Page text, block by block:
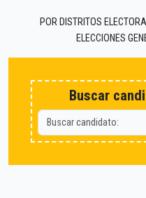
POR DISTRITOS
ELECCIONES
Buscar